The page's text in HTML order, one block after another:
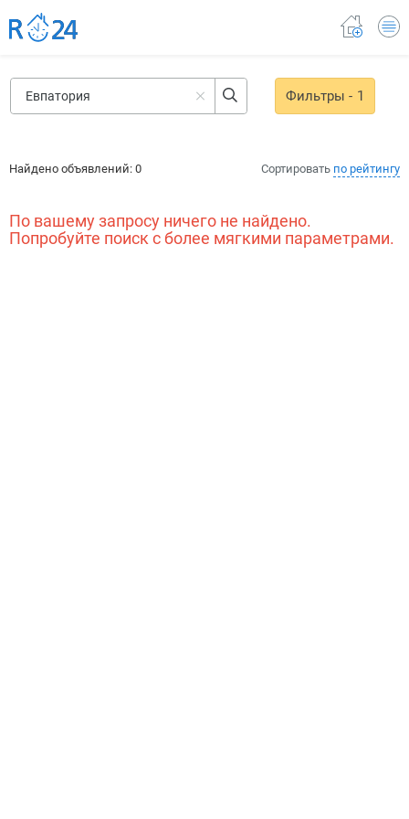
Фильтры- 1
Сортировать по рейтингу
Найдено объявлений: 0
По вашему запросу ничего не найдено.
Попробуйте поиск с более мягкими параметрами.